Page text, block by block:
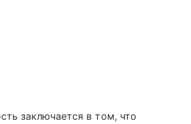
заключается в том, что